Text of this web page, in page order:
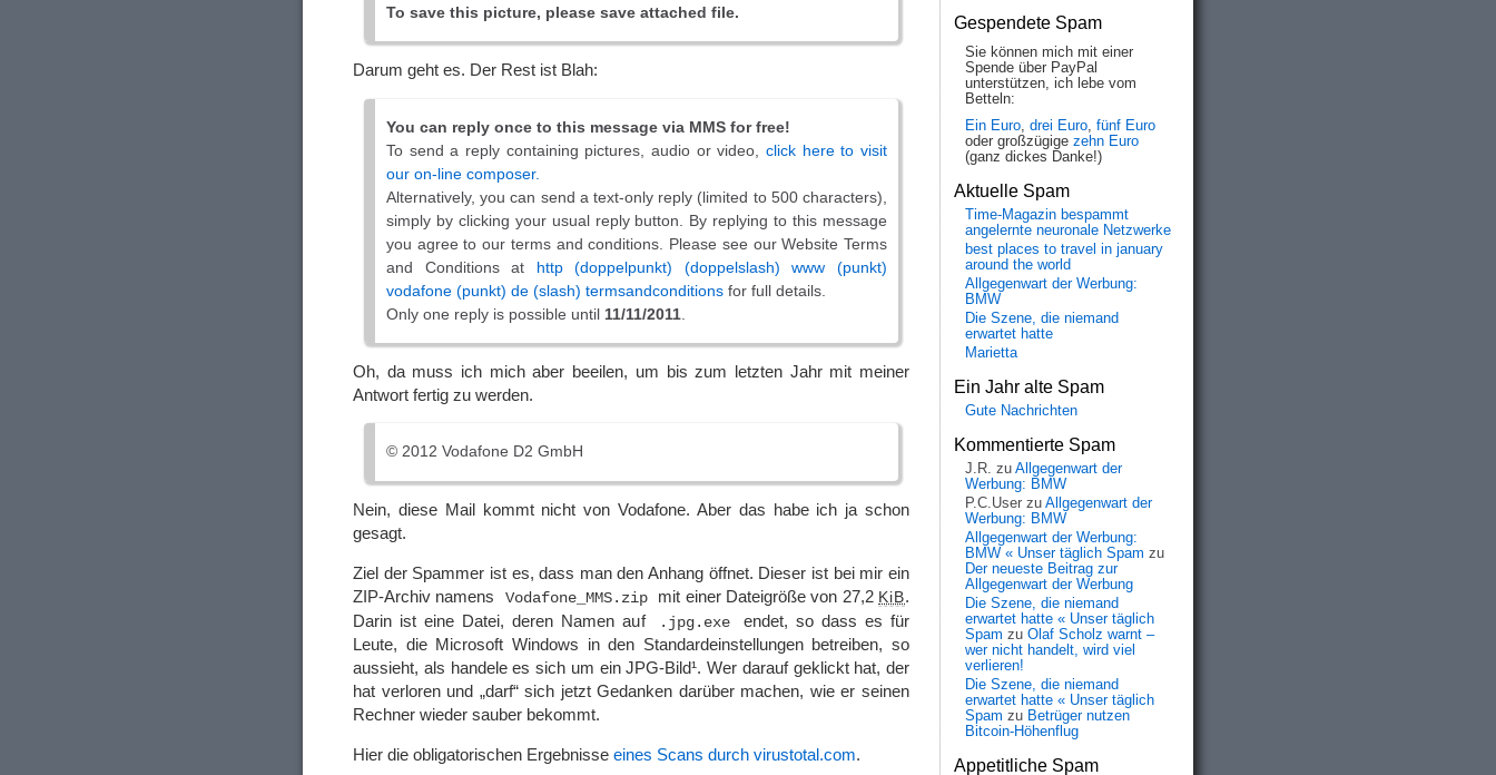
To save this picture, please save attached file.
Darum geht es. Der Rest ist Blah:
You can reply once to this message via MMS for free!
To send a reply containing pictures, audio or video, click here to visit
our on-line composer.
Alternatively, you can send a text-only reply (limited to 500 characters),
simply by clicking your usual reply button. By replying to this message
you agree to our terms and conditions. Please see our Website Terms
and Conditions at http (doppelpunkt) (doppelslash) www (punkt)
vodafone (punkt) de (slash) termsandconditions for full details.
Only one reply is possible until 11/11/2011
Oh, da muss ich mich aber beeilen, um bis zum letzten Jahr mit meiner
Antwort fertig zu werden.
© 2012 Vodafone D2 GmbH
Nein, diese Mail kommt nicht von Vodafone. Aber das habe ich ja schon
gesagt.
Ziel der Spammer ist es, dass man den Anhang öffnet. Dieser ist bei mir ein
ZIP-Archiv namens
Vodafone_MMS.zip mit einer Dateigröße von 27,2 KiB.
Darin ist eine Datei, deren Namen auf
.jpg.exe
endet, so dass es für
Leute, die Microsoft Windows in den Standardeinstellungen betreiben, so
aussieht, als handele es sich um ein JPG-Bild¹. Wer darauf geklickt hat, der
hat verloren und „darf“ sich jetzt Gedanken darüber machen, wie er seinen
Rechner wieder sauber bekommt.
Hier die obligatorischen Ergebnisse eines Scans durch virustotal.com.
Gespendete Spam
Sie können mich mit einer
Spende über PayPal
unterstützen, ich lebe vom
Betteln:
Ein Euro, drei Euro, fünf Euro
oder großzügige zehn Euro
(ganz dickes Danke!)
Aktuelle Spam
Time-Magazin bespammt
angelernte neuronale Netzwerke
best places to travel in january
around the world
Allgegenwart der Werbung:
BMW
Die Szene, die niemand
erwartet hatte
Marietta
Ein Jahr alte Spam
Gute Nachrichten
Kommentierte Spam
J.R. zu Allgegenwart der
Werbung: BMW
P.C.User zu Allgegenwart der
Werbung: BMW
Allgegenwart der Werbung:
BMW « Unser täglich Spam zu
Der neueste Beitrag zur
Allgegenwart der Werbung
Die Szene, die niemand
erwartet hatte « Unser täglich
Spam zu Olaf Scholz warnt –
wer nicht handelt, wird viel
verlieren!
Die Szene, die niemand
erwartet hatte « Unser täglich
Spam zu Betrüger nutzen
Bitcoin-Höhenflug
Appetitliche Spam